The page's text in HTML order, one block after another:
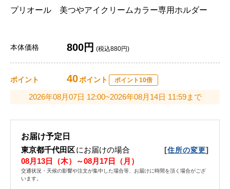
プリオール 美つやアイクリームカラー専用ホルダー
本体価格 800円 (税込880円)
ポイント 40ポイント ポイント10倍
2026年08月07日 12:00~2026年08月14日 11:59まで
お届け予定日
東京都千代田区にお届けの場合 [住所の変更]
08月13日（木）～08月17日（月）
交通状況・天候の影響や注文が集中した場合等、お届けに時間を頂く場合がござ
います。